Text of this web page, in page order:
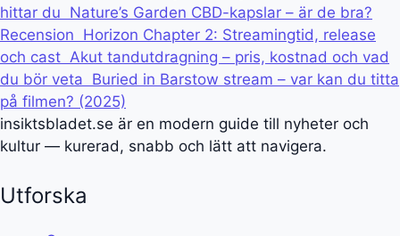
hittar du Nature’s Garden CBD-kapslar – är de bra?
Recension Horizon Chapter 2: Streamingtid, release
och cast Akut tandutdragning – pris, kostnad och vad
du bör veta Buried in Barstow stream – var kan du titta
på filmen? (2025)
insiktsbladet.se är en modern guide till nyheter och
kultur — kurerad, snabb och lätt att navigera.
Utforska